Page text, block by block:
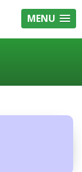
MENU